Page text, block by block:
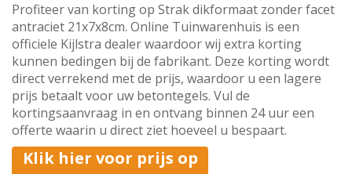
Profiteer van korting op Strak dikformaat zonder facet
antraciet 21x7x8cm. Online Tuinwarenhuis is een
officiele Kijlstra dealer waardoor wij extra korting
kunnen bedingen bij de fabrikant. Deze korting wordt
direct verrekend met de prijs, waardoor u een lagere
prijs betaalt voor uw betontegels. Vul de
kortingsaanvraag in en ontvang binnen 24 uur een
offerte waarin u direct ziet hoeveel u bespaart.
Klik hier voor prijs op